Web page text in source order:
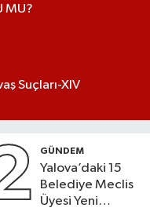
MU?
Suçları-XIV
GÜNDEM
Yalova’daki 15
Belediye Meclis
Üyesi Yeni